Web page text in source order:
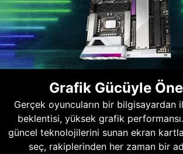
Grafik Gücüyle
Gerçek oyuncuların bir bilgisayardan
beklentisi, yüksek grafik performansı.
güncel teknolojilerini sunan ekran
seç, rakiplerinden her zaman bir